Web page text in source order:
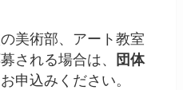
美術部、アート教室
される場合は、
団体
申込みください。